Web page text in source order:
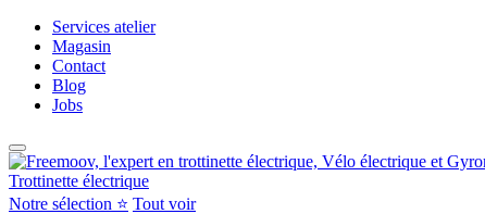
Services atelier
Magasin
Contact
Blog
Jobs
Trottinette électrique
Notre sélection ⭐ Tout voir